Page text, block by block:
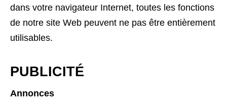
dans votre navigateur Internet, toutes les fonctions
de notre site Web peuvent ne pas être entièrement
utilisables.
PUBLICITÉ
Annonces